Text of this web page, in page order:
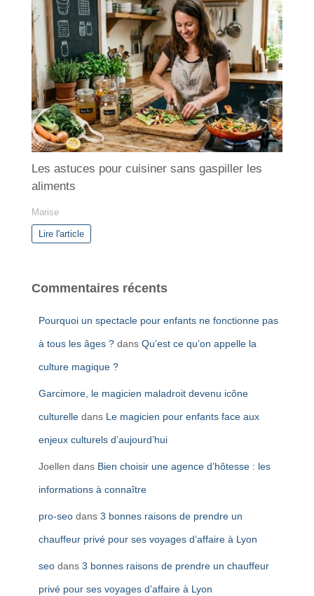
Les astuces pour cuisiner sans gaspiller les
aliments
Marise
Lire l'article
Commentaires récents
Pourquoi un spectacle pour enfants ne fonctionne pas
à tous les âges ? dans Qu’est ce qu’on appelle la
culture magique ?
Garcimore, le magicien maladroit devenu icône
culturelle dans Le magicien pour enfants face aux
enjeux culturels d’aujourd’hui
Joellen dans Bien choisir une agence d’hôtesse : les
informations à connaître
pro-seo dans 3 bonnes raisons de prendre un
chauffeur privé pour ses voyages d’affaire à Lyon
seo dans 3 bonnes raisons de prendre un chauffeur
privé pour ses voyages d’affaire à Lyon